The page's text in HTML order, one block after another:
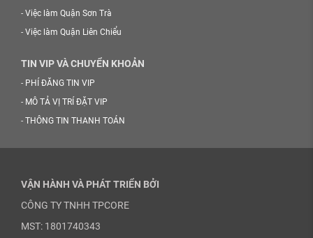
- Việc làm Quận Sơn Trà
- Việc làm Quận Liên Chiểu
TIN VIP VÀ CHUYỂN KHOẢN
- PHÍ ĐĂNG TIN VIP
- MÔ TẢ VỊ TRÍ ĐẶT VIP
- THÔNG TIN THANH TOÁN
VẬN HÀNH VÀ PHÁT TRIỂN BỞI
CÔNG TY TNHH TPCORE
MST: 1801740343